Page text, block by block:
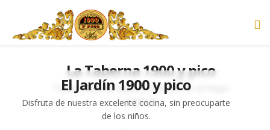
La Taberna 1900 y pico
Todas nuestras tapas y raciones, en el mejor
ambiente.
El Jardín 1900 y pico
Disfruta de nuestra excelente cocina, sin preocuparte
de los niños.